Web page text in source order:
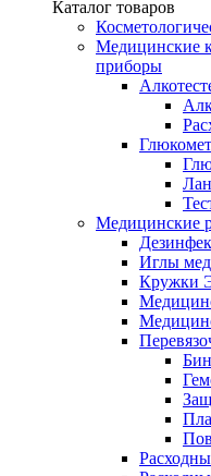
Каталог товаров
Медицинские
приборы
Медицинские
Иглы
Кружки